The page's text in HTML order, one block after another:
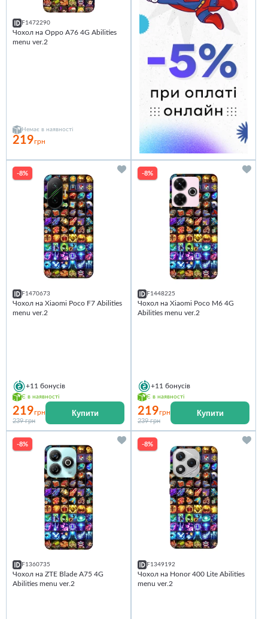
F1472290
Чохол на Oppo A76 4G Abilities
menu ver.2
Немає в наявності
219грн
-8%
F1470673
Чохол на Xiaomi Poco F7 Abilities
menu ver.2
+11 бонусів
Є в наявності
219грн
239 грн
Купити
-8%
F1448225
Чохол на Xiaomi Poco M6 4G
Abilities menu ver.2
+11 бонусів
Є в наявності
219грн
239 грн
Купити
-8%
F1360735
Чохол на ZTE Blade A75 4G
Abilities menu ver.2
-8%
F1349192
Чохол на Honor 400 Lite Abilities
menu ver.2